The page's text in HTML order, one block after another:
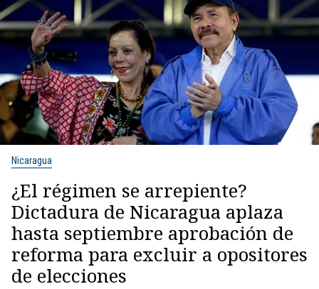
Nicaragua
¿El régimen se arrepiente?
Dictadura de Nicaragua aplaza
hasta septiembre aprobación de
reforma para excluir a opositores
de elecciones